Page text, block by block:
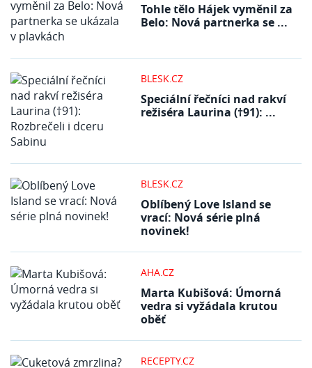
Tohle tělo Hájek vyměnil za
Belo: Nová partnerka se ...
BLESK.CZ
Speciální řečníci nad rakví
režiséra Laurina (†91): ...
BLESK.CZ
Oblíbený Love Island se
vrací: Nová série plná
novinek!
AHA.CZ
Marta Kubišová: Úmorná
vedra si vyžádala krutou
oběť
RECEPTY.CZ